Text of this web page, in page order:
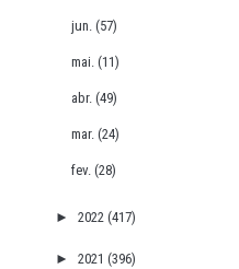
jun.(57)
mai.(11)
abr.(49)
mar.(24)
fev.(28)
► 2022 (417)
► 2021 (396)